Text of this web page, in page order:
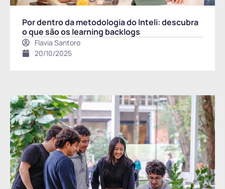
Por dentro da metodologia do Inteli: descubra
o que são os learning backlogs
Flavia Santoro
20/10/2025